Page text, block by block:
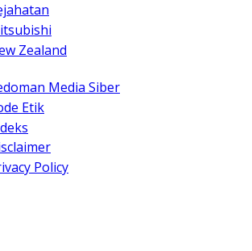
Zealand
Media Siber
Etik
Policy